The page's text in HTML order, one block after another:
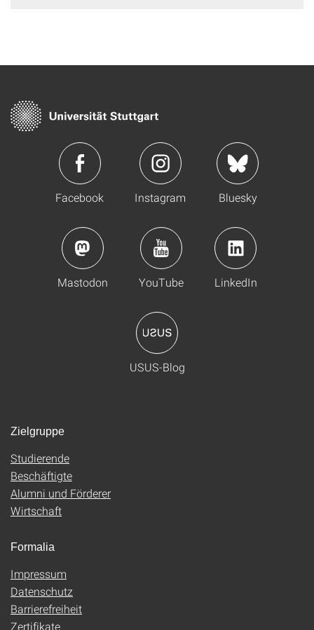
Facebook Instagram Bluesky
Mastodon YouTube LinkedIn
USUS-Blog
Zielgruppe
Studierende
Beschäftigte
Alumni und Förderer
Wirtschaft
Formalia
Impressum
Datenschutz
Barrierefreiheit
Zertifikate